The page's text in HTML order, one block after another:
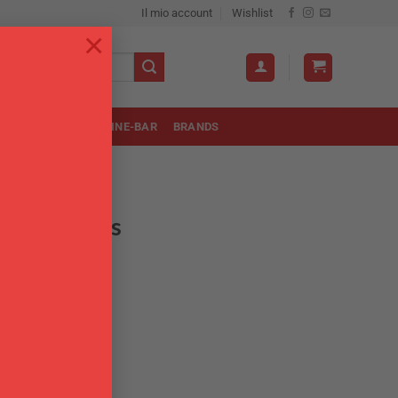
×
Il mio account Wishlist
WINE-BAR BRANDS
nautilius